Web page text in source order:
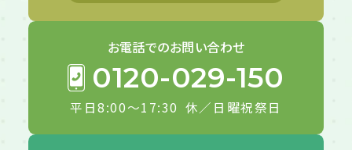
お電話でのお問い合わせ
0120-029-150
平日8:00～17:30 休／日曜祝祭日